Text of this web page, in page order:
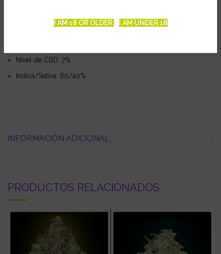
I AM 18 OR OLDER I AM UNDER 18
Floración exterior: principios de Octubre
Nivel de CBD: 7%
Indica/Sativa: 60/40%
INFORMACIÓN ADICIONAL
PRODUCTOS RELACIONADOS